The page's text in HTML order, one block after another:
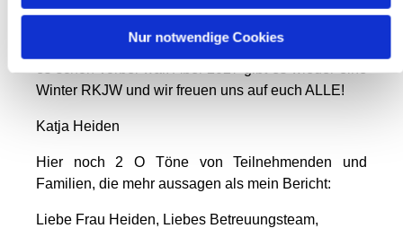
Nur notwendige Cookies
Jugendliche und auch Teamer waren traurig, dass
Winter RKJW und wir freuen uns auf euch ALLE!
Katja Heiden
Hier noch 2 O Töne von Teilnehmenden und
Familien, die mehr aussagen als mein Bericht:
Liebe Frau Heiden, Liebes Betreuungsteam,